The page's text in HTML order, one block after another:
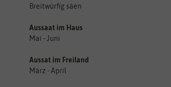
Breitwürfig säen
Aussaat im Haus
Mai - Juni
Aussat im Freiland
März - April